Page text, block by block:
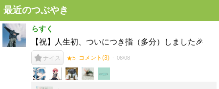
最近のつぶやき
らすく
【祝】人生初、ついにつき指（多分）しました🎉
ナイス ★5 コメント(3) 08/08